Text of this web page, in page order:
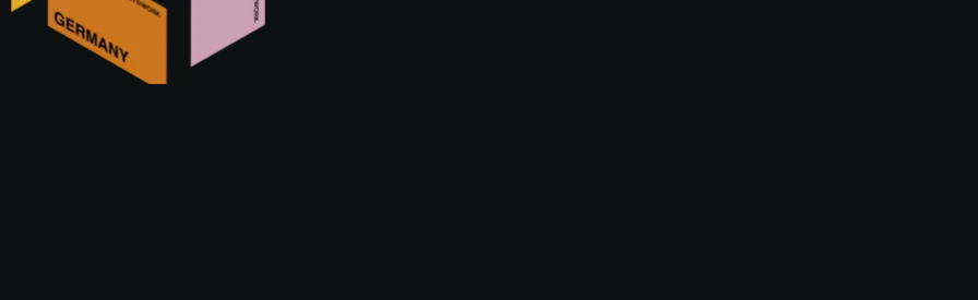
Wallisellenstrasse 49
CH-8050 Zürich